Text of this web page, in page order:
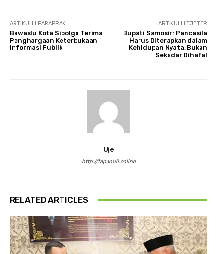
ARTIKULLI PARAPRAK
Bawaslu Kota Sibolga Terima
Penghargaan Keterbukaan
Informasi Publik
ARTIKULLI TJETËR
Bupati Samosir: Pancasila
Harus Diterapkan dalam
Kehidupan Nyata, Bukan
Sekadar Dihafal
Uje
http://tapanuli.online
RELATED ARTICLES